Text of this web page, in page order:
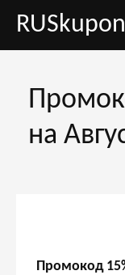
на
Промокод